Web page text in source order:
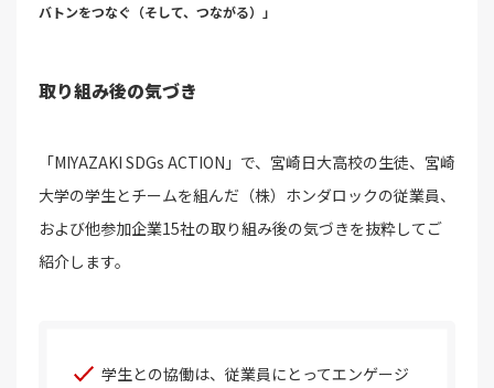
バトンをつなぐ（そして、つながる）」
取り組み後の気づき
「MIYAZAKI SDGs ACTION」で、宮崎日大高校の生徒、宮崎
大学の学生とチームを組んだ（株）ホンダロックの従業員、
および他参加企業15社の取り組み後の気づきを抜粋してご
紹介します。
学生との協働は、従業員にとってエンゲージ